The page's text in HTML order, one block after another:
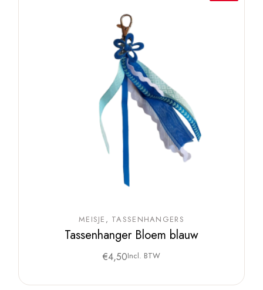
MEISJE TASSENHANGERS
Tassenhanger Bloem blauw
€4,50Incl. BTW